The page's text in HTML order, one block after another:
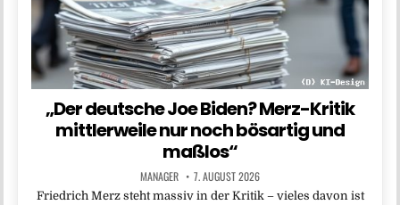
„Der deutsche Joe Biden? Merz-Kritik
mittlerweile nur noch bösartig und
maßlos“
MANAGER 7. AUGUST 2026
Friedrich Merz steht massiv in der Kritik – vieles davon ist